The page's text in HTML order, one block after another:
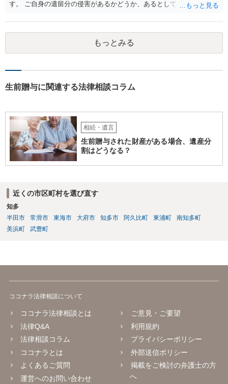
す。 ご自身の遺留分の侵害があるかどうか、あるとしてどの程度の金
相談されるのが良いと思います。
もっとみる
生前贈与に関連する法律相談コラム
相続・遺言
生前贈与された財産がある場合、遺産分
割はどうなる？
近くの市区町村を選び直す
知多
半田市
常滑市 東海市 大府市 知多市 阿久比町 東浦町
南知多町
美浜町
武豊町
ココナラ法律相談について
ココナラ法律相談とは
法律Q&A
法律相談コラム
ココナラとは
よくあるご質問
運営へのお問い合わせ
ご意見・ご要望
利用規約
プライバシーポリシー
外部送信ポリシー
掲載をご検討の弁護士の方
へ